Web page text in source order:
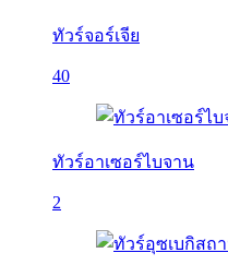
ทัวร์จอร์เจีย
40
ทัวร์อาเซอร์ไบจาน
2